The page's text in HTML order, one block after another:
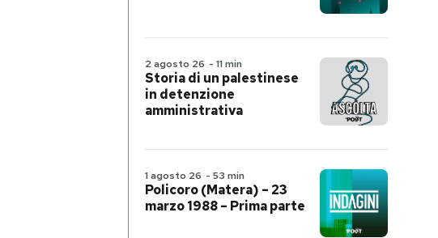
2 agosto 26 - 11 min
Storia di un palestinese
in detenzione
amministrativa
1 agosto 26 - 53 min
Policoro (Matera) – 23
marzo 1988 – Prima parte